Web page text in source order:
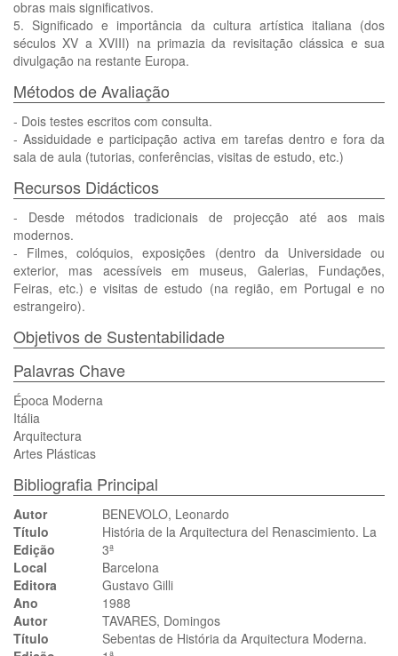
obras mais significativos.
5. Significado e importância da cultura artística italiana (dos
séculos XV a XVIII) na primazia da revisitação clássica e sua
divulgação na restante Europa.
Métodos de Avaliação
- Dois testes escritos com consulta.
- Assiduidade e participação activa em tarefas dentro e fora da
sala de aula (tutorias, conferências, visitas de estudo, etc.)
Recursos Didácticos
- Desde métodos tradicionais de projecção até aos mais
modernos.
- Filmes, colóquios, exposições (dentro da Universidade ou
exterior, mas acessíveis em museus, Galerias, Fundações,
Feiras, etc.) e visitas de estudo (na região, em Portugal e no
estrangeiro).
Objetivos de Sustentabilidade
Palavras Chave
Época Moderna
Itália
Arquitectura
Artes Plásticas
Bibliografia Principal
Autor
BENEVOLO, Leonardo
Título
História de la Arquitectura del Renascimiento. La
Edição
3ª
Local
Barcelona
Editora
Gustavo Gilli
Ano
1988
Autor
TAVARES, Domingos
Título
Sebentas de História da Arquitectura Moderna.